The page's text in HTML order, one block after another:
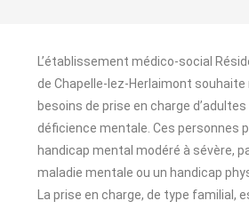
L’établissement médico-social
de Chapelle-lez-Herlaimont souhaite
besoins de prise en charge
déficience mentale. Ces personnes
handicap mental modéré à sévère,
maladie mentale ou un handicap
La prise en charge, de type familial,